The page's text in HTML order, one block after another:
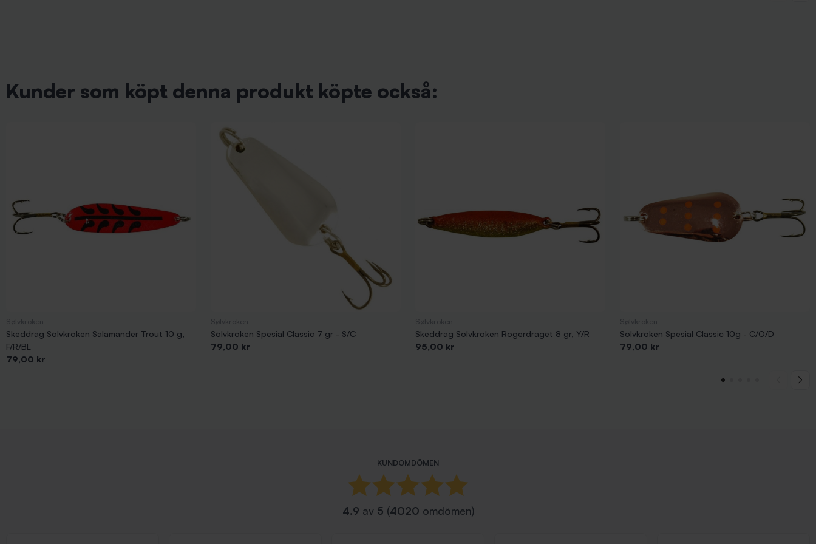
Kunder som köpt denna produkt köpte också:
Skeddrag Sölvkroken Salamander Trout 10 g,
F/R/BL
Pris
79,00 kr
Sölvkroken Spesial Classic 7 gr - S/C
Pris
79,00 kr
Skeddrag Sölvkroken Rogerdraget 8 gr, Y/R
Pris
95,00 kr
Sölvkroken Spesial Classic 10g - C/O/D
Pris
79,00 kr
KUNDOMDÖMEN
4.9 av 5 (4020 omdömen)